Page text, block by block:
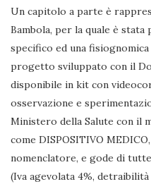
Un capitolo a parte è
Bambola, per la quale è
specifico ed una
progetto sviluppato con il
disponibile in kit con
osservazione e
Ministero della Salute con il
come DISPOSITIVO
nomenclatore, e gode di
(Iva agevolata 4%, detraibilità